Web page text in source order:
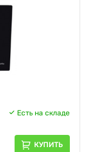
Есть на складе
КУПИТЬ